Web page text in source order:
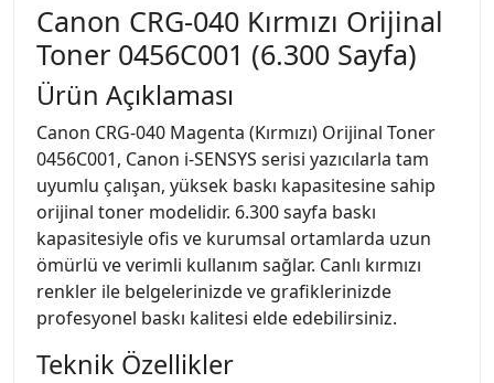
Canon CRG-040 Kırmızı Orijinal
Toner 0456C001 (6.300 Sayfa)
Ürün Açıklaması
Canon CRG-040 Magenta (Kırmızı) Orijinal Toner
0456C001, Canon i-SENSYS serisi yazıcılarla tam
uyumlu çalışan, yüksek baskı kapasitesine sahip
orijinal toner modelidir. 6.300 sayfa baskı
kapasitesiyle ofis ve kurumsal ortamlarda uzun
ömürlü ve verimli kullanım sağlar. Canlı kırmızı
renkler ile belgelerinizde ve grafiklerinizde
profesyonel baskı kalitesi elde edebilirsiniz.
Teknik Özellikler